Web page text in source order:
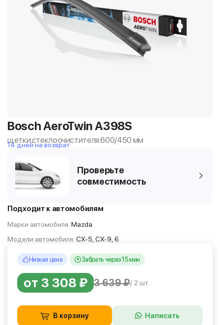
Bosch AeroTwin A398S
щетки стеклоочистителя 600/450 мм
14 дней на возврат
Проверьте
совместимость
Подходит к автомобилям
Марки автомобиля: Mazda
Модели автомобиля: CX-5, CX-9, 6
Низкая цена Забрать через 15 мин
от 3 308 ₽ 3 639 ₽/ 2 шт.
В корзину Написать